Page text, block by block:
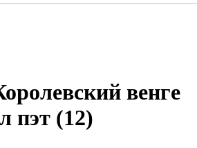
венге
пэт (12)